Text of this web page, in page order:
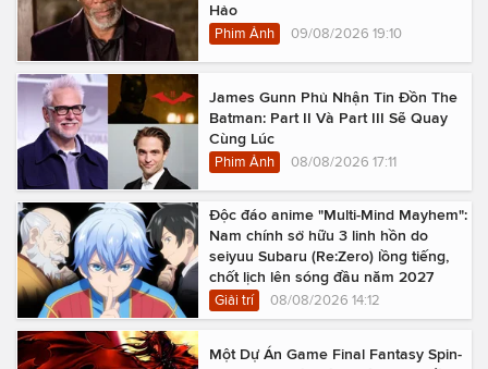
Hảo
Phim Ảnh 09/08/2026 19:10
James Gunn Phủ Nhận Tin Đồn The
Batman: Part II Và Part III Sẽ Quay
Cùng Lúc
Phim Ảnh 08/08/2026 17:11
Độc đáo anime "Multi-Mind Mayhem":
Nam chính sở hữu 3 linh hồn do
seiyuu Subaru (Re:Zero) lồng tiếng,
chốt lịch lên sóng đầu năm 2027
Giải trí 08/08/2026 14:12
Một Dự Án Game Final Fantasy Spin-